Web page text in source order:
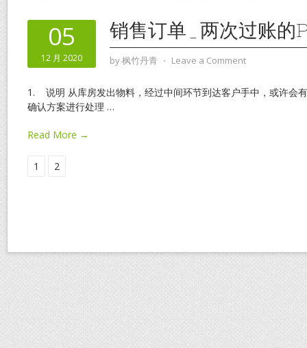
05
12 月 2020
销售订单_两次过账的
by枫竹丹青 ⋅ Leave a Comment
1. 说明 从库房发出物料，经过中间环节到达客户手中，或许会
确认方案进行处理 …
Read More →
1 2